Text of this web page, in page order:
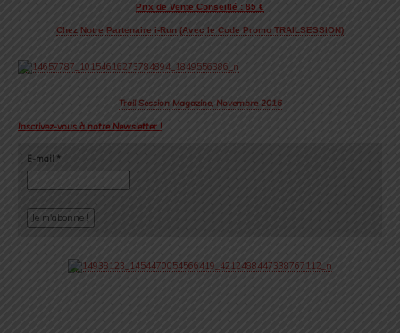
Prix de Vente Conseillé : 85 €
Chez Notre Partenaire i-Run (Avec le Code Promo TRAILSESSION)
Trail Session Magazine, Novembre 2016
Inscrivez-vous à notre Newsletter !
E-mail *